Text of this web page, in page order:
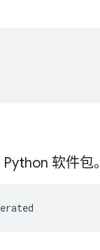
软件包。